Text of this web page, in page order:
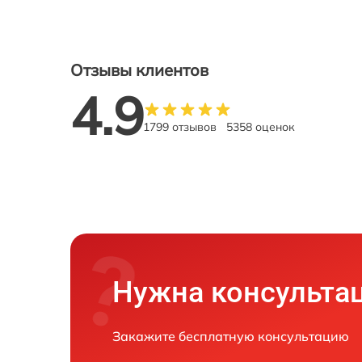
Отзывы клиентов
4.91799 отзывов 5358 оценок
Нужна
Закажите бесплатную консультацию